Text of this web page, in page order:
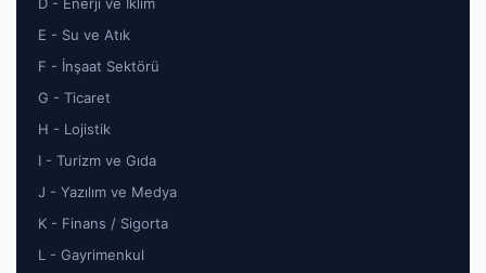
D - Enerji ve İklim
E - Su ve Atık
F - İnşaat Sektörü
G - Ticaret
H - Lojistik
I - Turizm ve Gıda
J - Yazılım ve Medya
K - Finans / Sigorta
L - Gayrimenkul